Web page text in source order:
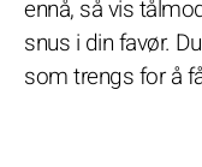
ennå, så vis
snus i din favør.
som trengs for å